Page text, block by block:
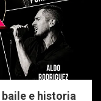
e historia